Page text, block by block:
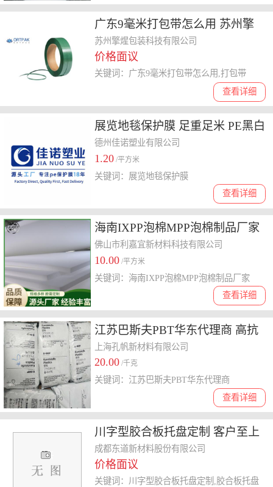
广东9毫米打包带怎么用 苏州擎
煋包装科技供应
苏州擎煋包装科技有限公司
价格面议
查看详细
关键词：广东9毫米打包带怎么用,打包带
展览地毯保护膜 足重足米 PE黑白
印字保护膜
德州佳诺塑业有限公司
1.20 /平方米
查看详细
关键词：展览地毯保护膜
海南IXPP泡棉MPP泡棉制品厂家
XPP泡棉 环保防护防静电
佛山市利嘉宜新材料科技有限公司
10.00 /平方米
查看详细
关键词：海南IXPP泡棉MPP泡棉制品厂家
江苏巴斯夫PBT华东代理商 高抗
张强度
上海孔帆新材料有限公司
20.00 /千克
查看详细
关键词：江苏巴斯夫PBT华东代理商
川字型胶合板托盘定制 客户至上
成都东道新材料股份供应
成都东道新材料股份有限公司
价格面议
关键词：川字型胶合板托盘定制,胶合板托盘